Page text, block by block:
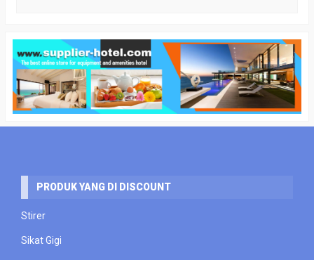
PRODUK YANG DI DISCOUNT
Stirer
Sikat Gigi